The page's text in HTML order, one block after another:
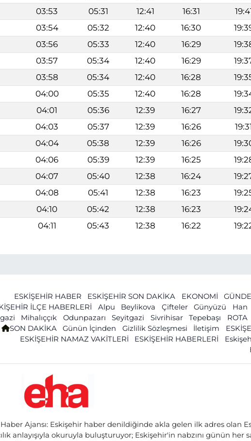
03:53 05:31 12:41 16:31
03:54 05:32 12:40 16:30
03:56 05:33 12:40 16:29
03:57 05:34 12:40 16:29
03:58 05:34 12:40 16:28
04:00 05:35 12:40 16:28
04:01 05:36 12:39 16:27
04:03 05:37 12:39 16:26
04:04 05:38 12:39 16:26
04:06 05:39 12:39 16:25
04:07 05:40 12:38 16:24
04:08 05:41 12:38 16:23
04:10 05:42 12:38 16:23
04:11 05:43 12:38 16:22
ESKİŞEHİR HABER ESKİŞEHİR SON DAKİKA EKONOMİ
İLÇE HABERLERİ
Alpu Beylikova Çifteler Günyüzü Han
Mihalıççık Odunpazarı Seyitgazi Sivrihisar Tepebaşı ROTA
SON DAKİKA
Günün İçinden Gizlilik Sözleşmesi İletişim
ESKİŞEHİR NAMAZ VAKİTLERİ
ESKİŞEHİR HABERLERİ
Ajansı: Eskişehir haber denildiğinde akla gelen ilk adres olan
anlayışıyla okuruyla buluşturuyor; Eskişehir'in nabzını günün her